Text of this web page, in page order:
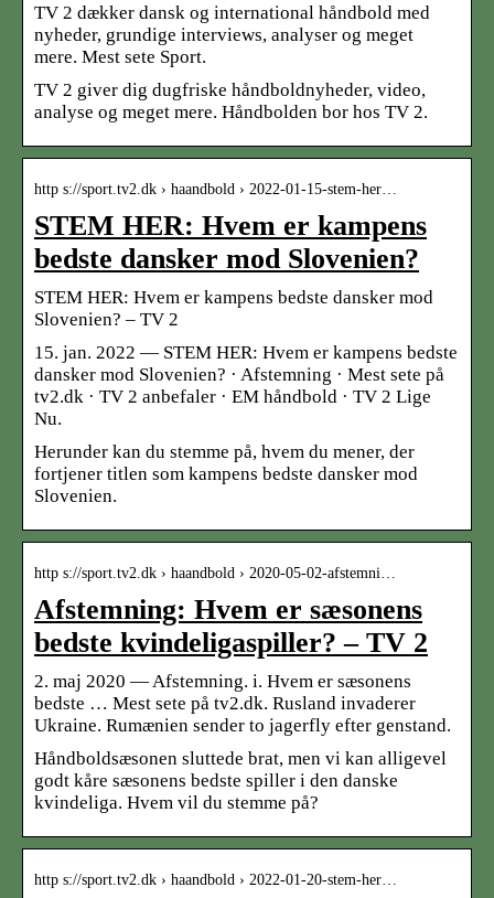
TV 2 dækker dansk og international håndbold med
nyheder, grundige interviews, analyser og meget
mere. Mest sete Sport.
TV 2 giver dig dugfriske håndboldnyheder, video,
analyse og meget mere. Håndbolden bor hos TV 2.
http s://sport.tv2.dk › haandbold › 2022-01-15-stem-her…
STEM HER: Hvem er kampens
bedste dansker mod Slovenien?
STEM HER: Hvem er kampens bedste dansker mod
Slovenien? – TV 2
15. jan. 2022 — STEM HER: Hvem er kampens bedste
dansker mod Slovenien? · Afstemning · Mest sete på
tv2.dk · TV 2 anbefaler · EM håndbold · TV 2 Lige
Nu.
Herunder kan du stemme på, hvem du mener, der
fortjener titlen som kampens bedste dansker mod
Slovenien.
http s://sport.tv2.dk › haandbold › 2020-05-02-afstemni…
Afstemning: Hvem er sæsonens
bedste kvindeligaspiller? – TV 2
2. maj 2020 — Afstemning. i. Hvem er sæsonens
bedste … Mest sete på tv2.dk. Rusland invaderer
Ukraine. Rumænien sender to jagerfly efter genstand.
Håndboldsæsonen sluttede brat, men vi kan alligevel
godt kåre sæsonens bedste spiller i den danske
kvindeliga. Hvem vil du stemme på?
http s://sport.tv2.dk › haandbold › 2022-01-20-stem-her…